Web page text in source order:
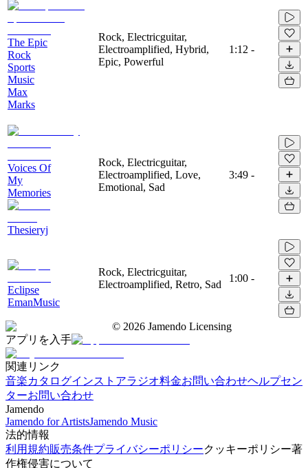
The Epic
Rock
Sports
Music
Max
Marks
Rock, Electricguitar,
Electroamplified, Hybrid,
Epic, Powerful
1:12 -
Voices Of
My
Memories
Thesieryj
Rock, Electricguitar,
Electroamplified, Love,
Emotional, Sad
3:49 -
Eclipse
EmanMusic
Rock, Electricguitar,
Electroamplified, Retro, Sad
1:00 -
© 2026 Jamendo Licensing
アプリを入手
関連リンク
音楽カタログインストアラジオ料金お問い合わせヘルプセン
ターお問い合わせ
Jamendo
Jamendo for ArtistsJamendo Music
法的情報
利用規約販売条件プライバシーポリシークッキーポリシー著
作権侵害について